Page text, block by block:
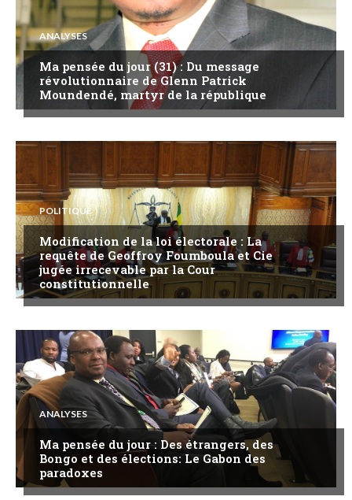
ANALYSES
Ma pensée du jour (31) : Du message
révolutionnaire de Glenn Patrick
Moundendé, martyr de la république
POLITIQUE
Modification de la loi électorale : La
requête de Geoffroy Foumboula et Cie
jugée irrecevable par la Cour
constitutionnelle
ANALYSES
Ma pensée du jour : Des étrangers, des
Bongo et des élections: Le Gabon des
paradoxes